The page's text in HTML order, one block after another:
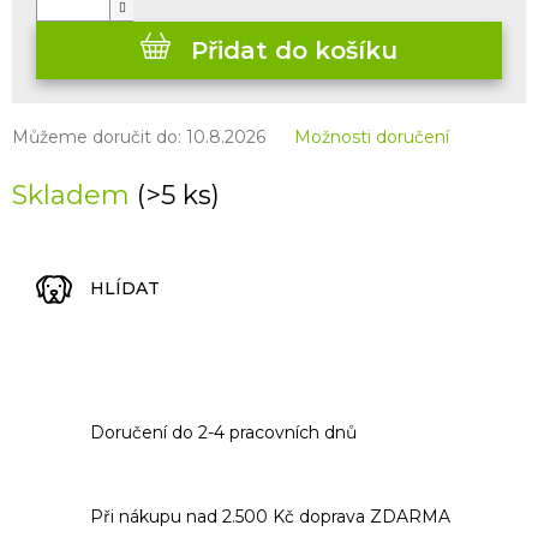
Skladem (>5 ks)
Můžeme doručit do: 10.8.2026 Možnosti doručení
Přidat do košíku
HLÍDAT
Doručení do 2-4 pracovních dnů
Při nákupu nad 2.500 Kč doprava ZDARMA